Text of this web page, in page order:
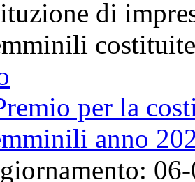
di
per la
anno